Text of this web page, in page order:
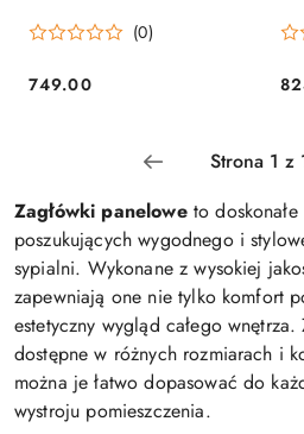
(0)
Cena:
749.00
Zagłówki paneloweto
poszukujących wygodnego i
sypialni. Wykonane z wysokiej
zapewniają one nie tylko komfort
estetyczny wygląd całego
dostępne w różnych rozmiarach i
można je łatwo dopasować do
wystroju pomieszczenia.